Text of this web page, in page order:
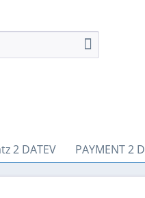
2 DATEV PAYMENT 2